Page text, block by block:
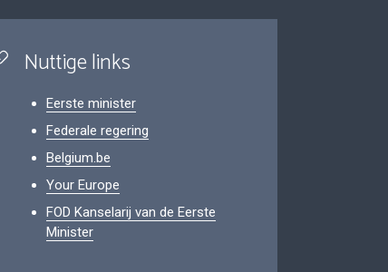
Nuttige links
Eerste minister
Federale regering
Belgium.be
Your Europe
FOD Kanselarij van de Eerste
Minister